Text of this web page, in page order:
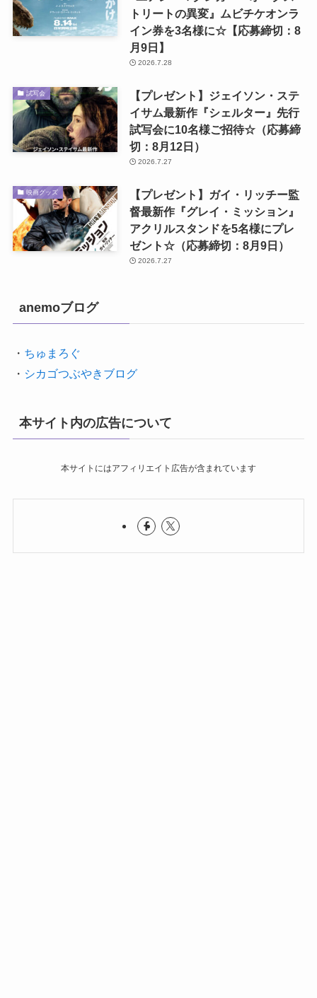
トリートの異変』ムビチケオンラ
イン券を3名様に☆【応募締切：8
月9日】
2026.7.28
試写会
【プレゼント】ジェイソン・ステ
イサム最新作『シェルター』先行
試写会に10名様ご招待☆（応募締
切：8月12日）
2026.7.27
映画グッズ
【プレゼント】ガイ・リッチー監
督最新作『グレイ・ミッション』
アクリルスタンドを5名様にプレ
ゼント☆（応募締切：8月9日）
2026.7.27
anemoブログ
・ ちゅまろぐ
・ シカゴつぶやきブログ
本サイト内の広告について
本サイトにはアフィリエイト広告が含まれています